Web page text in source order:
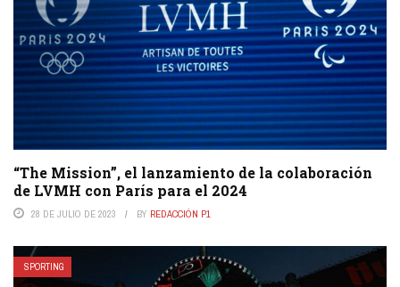
“The Mission”, el lanzamiento de la colaboración
de LVMH con París para el 2024
28 DE JULIO DE 2023 BY REDACCIÓN P1
SPORTING